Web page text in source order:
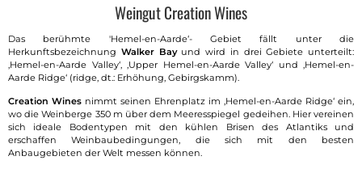
Weingut Creation Wines
Das berühmte 'Hemel-en-Aarde‘- Gebiet fällt unter die
Herkunftsbezeichnung Walker Bayund wird in drei Gebiete unterteilt:
‚Hemel-en-Aarde Valley‘, ‚Upper Hemel-en-Aarde Valley‘ und ‚Hemel-en-
Aarde Ridge‘ (ridge, dt.: Erhöhung, Gebirgskamm).
Creation Wines nimmt seinen Ehrenplatz im ‚Hemel-en-Aarde Ridge‘ ein,
wo die Weinberge 350 m über dem Meeresspiegel gedeihen. Hier vereinen
sich ideale Bodentypen mit den kühlen Brisen des Atlantiks und
erschaffen Weinbaubedingungen, die sich mit den besten
Anbaugebieten der Welt messen können.